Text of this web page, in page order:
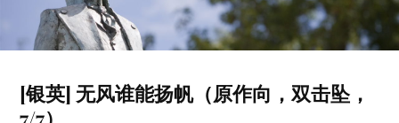
[银英] 无风谁能扬帆（原作向，双击坠，
7/7）